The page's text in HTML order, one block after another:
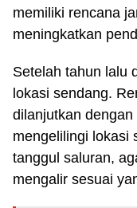
memiliki rencana
meningkatkan
Setelah tahun lalu
lokasi sendang.
dilanjutkan
mengelilingi lokasi
tanggul saluran,
mengalir sesuai